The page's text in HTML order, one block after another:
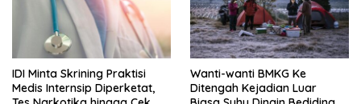
IDI Minta Skrining Praktisi
Medis Internsip Diperketat,
Wanti-wanti BMKG Ke
Ditengah Kejadian Luar